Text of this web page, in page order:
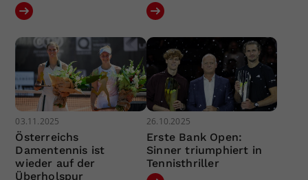
03.11.2025
Österreichs
Damentennis ist
wieder auf der
Überholspur
26.10.2025
Erste Bank Open:
Sinner triumphiert in
Tennisthriller